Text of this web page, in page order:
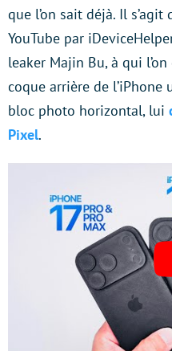
que l’on sait déjà. Il
YouTube par
leaker Majin Bu, à qui
coque arrière de l’iPhone
bloc photo horizontal, lui
Pixel.